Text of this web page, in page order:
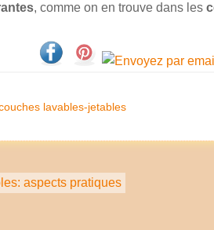
, comme on en trouve dans les
lavables-jetables
aspects pratiques